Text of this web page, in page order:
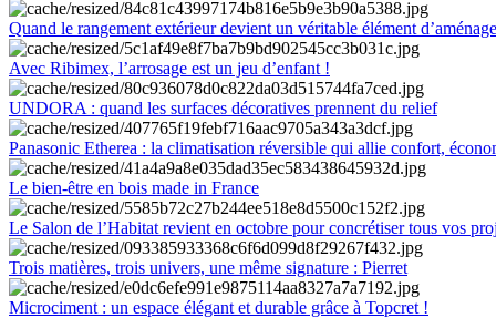
Quand le rangement extérieur devient un véritable élément
Avec Ribimex, l’arrosage est un jeu d’enfant !
UNDORA : quand les surfaces décoratives prennent du relief
Panasonic Etherea : la climatisation réversible qui allie confort,
Le bien-être en bois made in France
Le Salon de l’Habitat revient en octobre pour concrétiser tous vos
Trois matières, trois univers, une même signature : Pierret
Microciment : un espace élégant et durable grâce à Topcret !